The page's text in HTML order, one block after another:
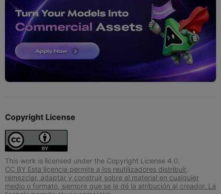
Copyright License
This work is licensed under the Copyright License 4.0.
CC BY Esta licencia permite a los reutilizadores distribuir,
remezclar, adaptar y construir sobre el material en cualquier
medio o formato, siempre que se le dé la atribución al creador. La